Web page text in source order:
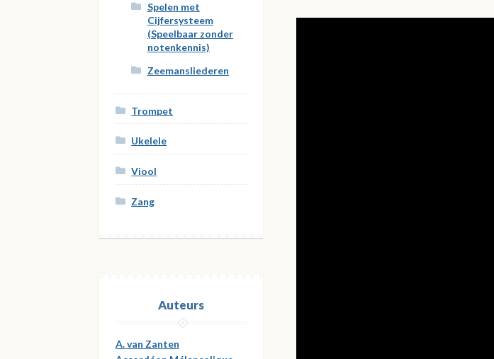
Spelen met
Cijfersysteem
(Speelbaar zonder
notenkennis)
Zeemansliederen
Trompet
Ukelele
Viool
Zang
Auteurs
A. van Zanten